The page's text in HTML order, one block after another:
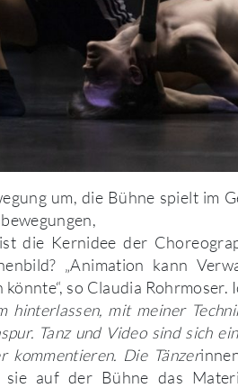
um, die Bühne spielt im
die Kernidee der
„Animation kann
so Claudia Rohrmoser.
hinterlassen, mit meiner
Tanz und Video sind sich
kommentieren. Die Tänzer
sie auf der Bühne das